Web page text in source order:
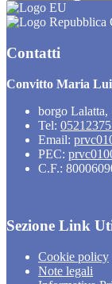
Contatti
Convitto Maria
borgo
Tel:
Email:
PEC:
C.F.:
Sezione Link
Cookie policy
Note legali